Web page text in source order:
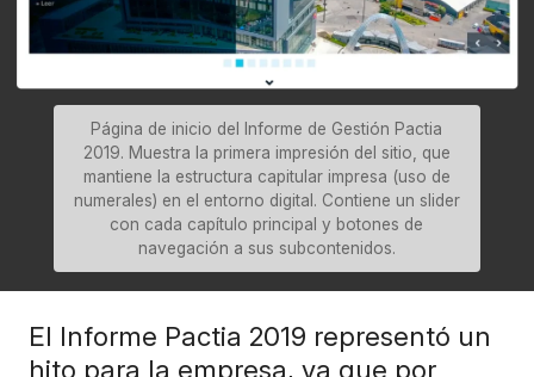
Página de inicio del Informe de Gestión Pactia
2019. Muestra la primera impresión del sitio, que
mantiene la estructura capitular impresa (uso de
numerales) en el entorno digital. Contiene un slider
con cada capítulo principal y botones de
navegación a sus subcontenidos.
El Informe Pactia 2019 representó un
hito para la empresa, ya que por